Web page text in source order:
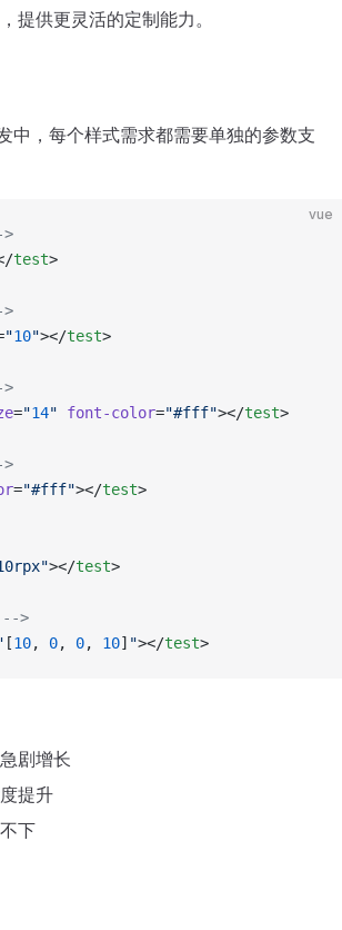
提供更灵活的定制能力。
中，每个样式需求都需要单独的参数支
vue
test>
"10"></test>
="14" font-color="#fff"></test>
="#fff"></test>
></test>
-->
[10, 0, 0, 10] "></test>
剧增长
提升
下